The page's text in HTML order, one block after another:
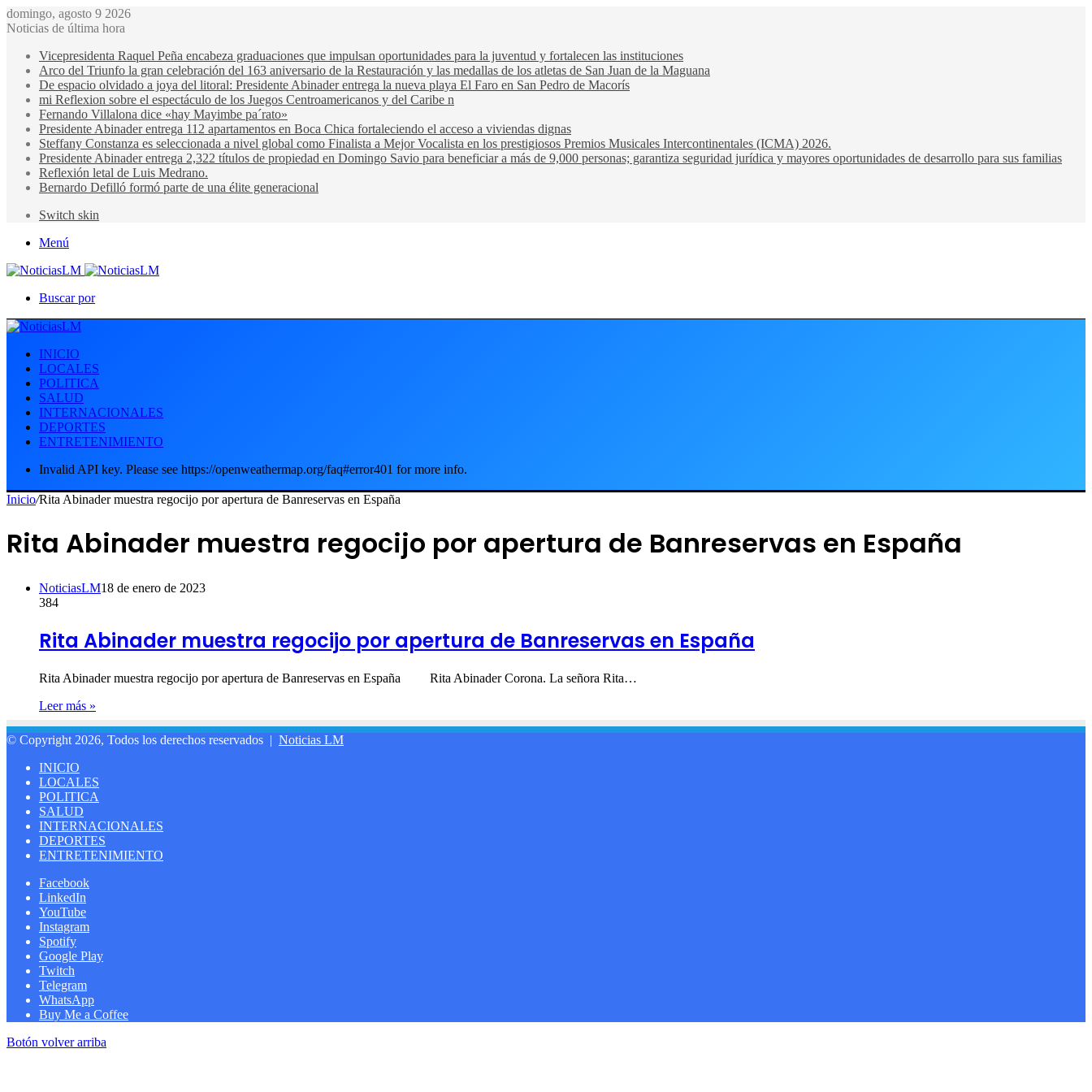
domingo, agosto 9 2026
Noticias de última hora
Vicepresidenta Raquel Peña encabeza graduaciones que impulsan oportunidades para la juventud y fortalecen las instituciones
Arco del Triunfo la gran celebración del 163 aniversario de la Restauración y las medallas de los atletas de San Juan de la Maguana
De espacio olvidado a joya del litoral: Presidente Abinader entrega la nueva playa El Faro en San Pedro de Macorís
mi Reflexion sobre el espectáculo de los Juegos Centroamericanos y del Caribe n
Fernando Villalona dice «hay Mayimbe pa´rato»
Presidente Abinader entrega 112 apartamentos en Boca Chica fortaleciendo el acceso a viviendas dignas
Steffany Constanza es seleccionada a nivel global como Finalista a Mejor Vocalista en los prestigiosos Premios Musicales Intercontinentales (ICMA) 2026.
Presidente Abinader entrega 2,322 títulos de propiedad en Domingo Savio para beneficiar a más de 9,000 personas; garantiza seguridad jurídica y mayores oportunidades de desarrollo para sus familias
Reflexión letal de Luis Medrano.
Bernardo Defilló formó parte de una élite generacional
Switch skin
Menú
Buscar por
INICIO
LOCALES
POLITICA
SALUD
INTERNACIONALES
DEPORTES
ENTRETENIMIENTO
Invalid API key. Please see https://openweathermap.org/faq#error401 for more info.
Inicio/Rita Abinader muestra regocijo por apertura de Banreservas en España
Rita Abinader muestra regocijo por apertura de Banreservas en España
NoticiasLM18 de enero de 2023
384
Rita Abinader muestra regocijo por apertura de Banreservas en España
Rita Abinader muestra regocijo por apertura de Banreservas en España Rita Abinader Corona. La señora Rita…
Leer más »
© Copyright 2026, Todos los derechos reservados | Noticias LM
INICIO
LOCALES
POLITICA
SALUD
INTERNACIONALES
DEPORTES
ENTRETENIMIENTO
Facebook
LinkedIn
YouTube
Instagram
Spotify
Google Play
Twitch
Telegram
WhatsApp
Buy Me a Coffee
Botón volver arriba